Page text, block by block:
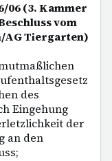
06 (3. Kammer
vom
AG Tiergarten)
des
Eingehung
der
an den